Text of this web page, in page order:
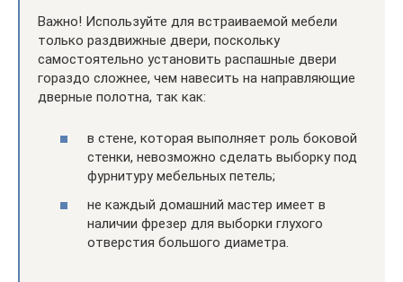
Важно! Используйте для встраиваемой мебели
только раздвижные двери, поскольку
самостоятельно установить распашные двери
гораздо сложнее, чем навесить на направляющие
дверные полотна, так как:
в стене, которая выполняет роль боковой
стенки, невозможно сделать выборку под
фурнитуру мебельных петель;
не каждый домашний мастер имеет в
наличии фрезер для выборки глухого
отверстия большого диаметра.